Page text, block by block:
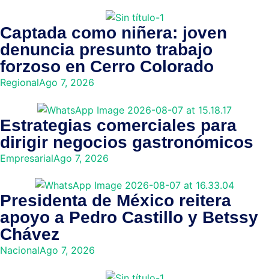
Captada como niñera: joven
denuncia presunto trabajo
forzoso en Cerro Colorado
RegionalAgo 7, 2026
Estrategias comerciales para
dirigir negocios gastronómicos
EmpresarialAgo 7, 2026
Presidenta de México reitera
apoyo a Pedro Castillo y Betssy
Chávez
NacionalAgo 7, 2026